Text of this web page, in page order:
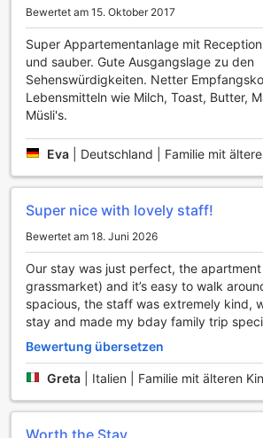
stets in makellosem Zustand bleibt. Für
der Durchreise sind oder einfach nur die
eines eigenen Zuhauses genießen
Wäscheservice und chemische
damit Sie sich um nichts kümmern
bieten wir einen Express-Check-in und -
Ihren Aufenthalt so reibungslos wie
Die Sicherheit und der Komfort unserer
oberster Stelle. Daher sind alle Zimmer
WLAN ausgestattet, damit Sie jederzeit
verbunden bleiben können. In den
steht Ihnen ebenfalls kostenloses
möchten, nutzen Sie unsere
Ihnen ein Concierge-Service zur
Fragen oder Wünschen jederzeit gerne
ob Sie eine kleine Erfrischung aus dem
benötigen oder eine designated smoking
The Knight Residence by Mansley ist
ausgelegt, Ihren Aufenthalt so
gestalten.
Transportmöglichkeiten im The Knight
Bewertet am 15. Oktober 2017
Super Appartementanlage mit
und sauber. Gute Ausgangslage zu den
Sehenswürdigkeiten. Netter
Lebensmitteln wie Milch, Toast, Butter,
Müsli's.
Eva Deutschland | Familie mit
Super nice with lovely staff!
Bewertet am 18. Juni 2026
Our stay was just perfect, the
grassmarket) and it’s easy to walk
spacious, the staff was extremely kind,
stay and made my bday family trip
Bewertung übersetzen
Greta Italien | Familie mit älteren